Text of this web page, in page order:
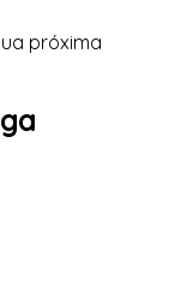
próxima